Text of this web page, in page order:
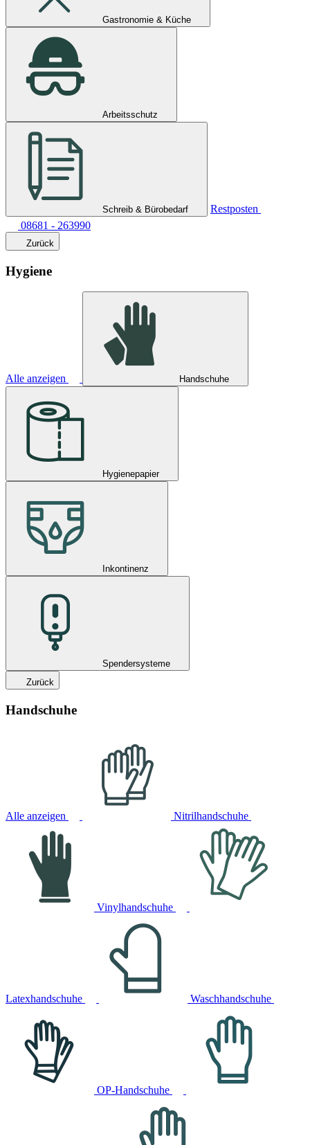
Gastronomie & Küche
Arbeitsschutz
Schreib & Bürobedarf
Restposten
08681 - 263990
Zurück
Hygiene
Alle anzeigen Handschuhe
Hygienepapier
Inkontinenz
Spendersysteme
Zurück
Handschuhe
Alle anzeigen Nitrilhandschuhe
Vinylhandschuhe
Latexhandschuhe Waschhandschuhe
OP-Handschuhe